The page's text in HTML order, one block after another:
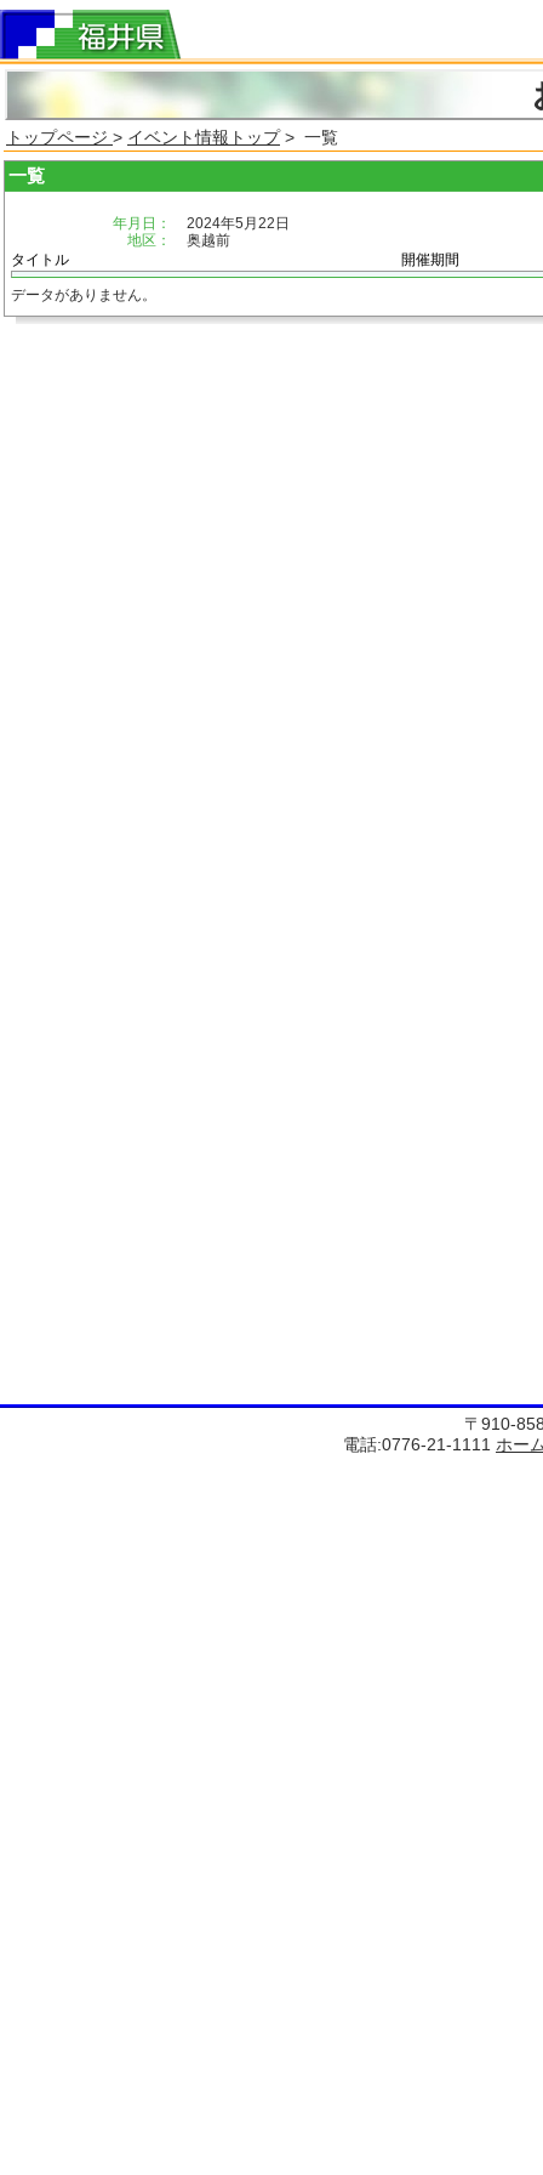
トップページ > イベント情報トップ> 一覧
一覧
年月日：
2024年5月22日
地区：
奥越前
タイトル
開催期間
データがありません。
〒910-
電話:0776-21-1111 ホー